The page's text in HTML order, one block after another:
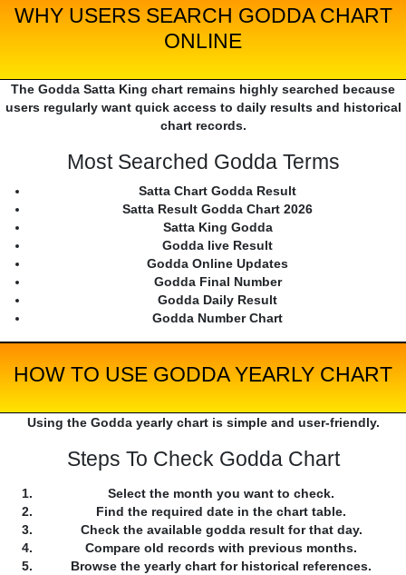
WHY USERS SEARCH GODDA CHART
ONLINE
The Godda Satta King chart remains highly searched because
users regularly want quick access to daily results and historical
chart records.
Most Searched Godda Terms
Satta Chart Godda Result
Satta Result Godda Chart 2026
Satta King Godda
Godda live Result
Godda Online Updates
Godda Final Number
Godda Daily Result
Godda Number Chart
HOW TO USE GODDA YEARLY CHART
Using the Godda yearly chart is simple and user-friendly.
Steps To Check Godda Chart
Select the month you want to check.
Find the required date in the chart table.
Check the available godda result for that day.
Compare old records with previous months.
Browse the yearly chart for historical references.